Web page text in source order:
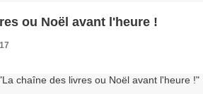
ou Noël avant l'heure !